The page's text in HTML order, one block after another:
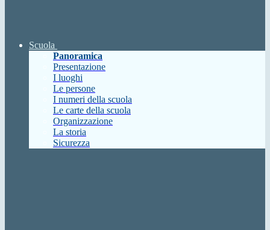
Scuola
Panoramica
Presentazione
I luoghi
Le persone
I numeri della scuola
Le carte della scuola
Organizzazione
La storia
Sicurezza